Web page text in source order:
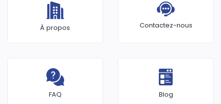
À propos Contactez-nous
FAQ Blog